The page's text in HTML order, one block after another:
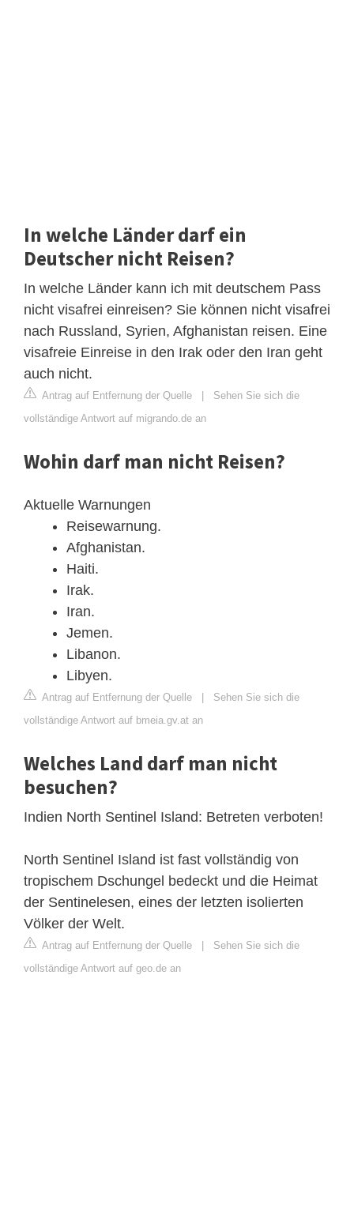
In welche Länder darf ein
Deutscher nicht Reisen?
In welche Länder kann ich mit deutschem Pass
nicht visafrei einreisen? Sie können nicht visafrei
nach Russland, Syrien, Afghanistan reisen. Eine
visafreie Einreise in den Irak oder den Iran geht
auch nicht.
Antrag auf Entfernung der Quelle | Sehen Sie sich die
vollständige Antwort auf migrando.de an
Wohin darf man nicht Reisen?
Aktuelle Warnungen
Reisewarnung.
Afghanistan.
Haiti.
Irak.
Iran.
Jemen.
Libanon.
Libyen.
Antrag auf Entfernung der Quelle | Sehen Sie sich die
vollständige Antwort auf bmeia.gv.at an
Welches Land darf man nicht
besuchen?
Indien North Sentinel Island: Betreten verboten!
North Sentinel Island ist fast vollständig von
tropischem Dschungel bedeckt und die Heimat
der Sentinelesen, eines der letzten isolierten
Völker der Welt.
Antrag auf Entfernung der Quelle | Sehen Sie sich die
vollständige Antwort auf geo.de an